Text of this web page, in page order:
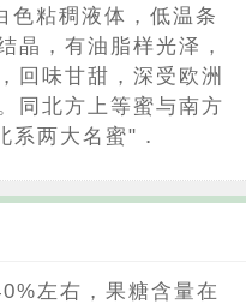
色粘稠液体，低温条
晶，有油脂样光泽，
回味甘甜，深受欧洲
同北方上等蜜与南方
系两大名蜜"．
左右，果糖含量在